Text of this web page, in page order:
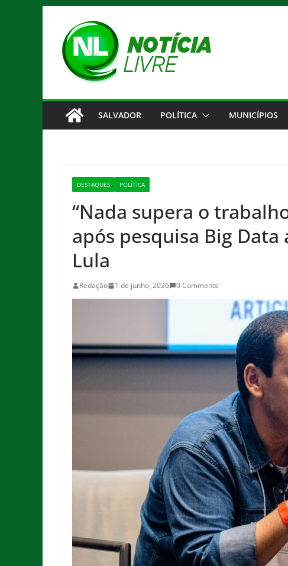
conteúdo
SALVADOR POLÍTICA MUNICÍPIOS
DESTAQUES POLÍTICA
“Nada supera o
após pesquisa Big
Lula
Redação 1 de junho, 2026 0 Comments